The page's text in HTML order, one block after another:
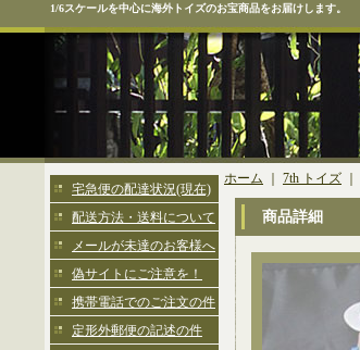
1/6スケールを中心に海外トイズのお宝商品をお届けします。
宅急便の配達状況(現在)
配送方法・送料について
メールが未達のお客様へ
偽サイトにご注意を！
携帯電話でのご注文の件
定形外郵便の記述の件
ホーム 7th トイズ
商品詳細